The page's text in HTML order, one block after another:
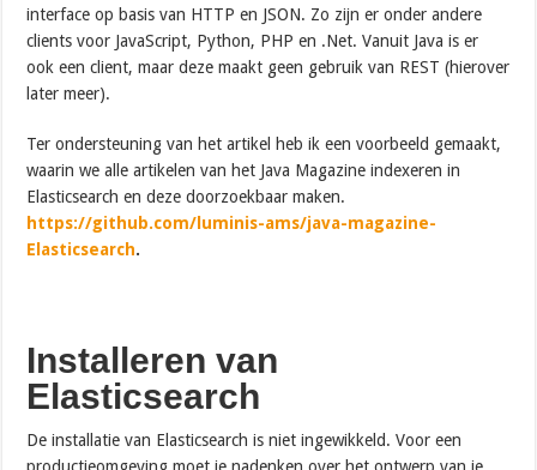
interface op basis van HTTP en JSON. Zo zijn er onder andere
clients voor JavaScript, Python, PHP en .Net. Vanuit Java is er
ook een client, maar deze maakt geen gebruik van REST (hierover
later meer).
Ter ondersteuning van het artikel heb ik een voorbeeld gemaakt,
waarin we alle artikelen van het Java Magazine indexeren in
Elasticsearch en deze doorzoekbaar maken.
https://github.com/luminis-ams/java-magazine-
Elasticsearch.
Installeren van
Elasticsearch
De installatie van Elasticsearch is niet ingewikkeld. Voor een
productieomgeving moet je nadenken over het ontwerp van je